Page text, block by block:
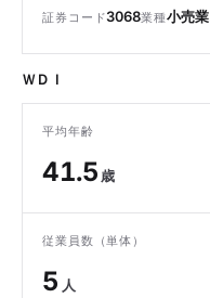
証券コード3068業種小売業
ＷＤＩ
平均年齢
41.5 歳
従業員数（単体）
5 人